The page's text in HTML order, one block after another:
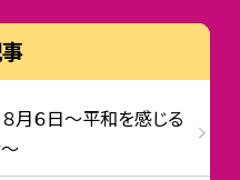
月６日～平和を感じる